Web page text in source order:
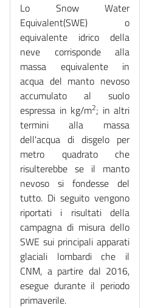
Lo Snow Water
Equivalent(SWE) o
equivalente idrico della
neve corrisponde alla
massa equivalente in
acqua del manto nevoso
accumulato al suolo
espressa in kg/m2; in altri
termini alla massa
dell'acqua di disgelo per
metro quadrato che
risulterebbe se il manto
nevoso si fondesse del
tutto. Di seguito vengono
riportati i risultati della
campagna di misura dello
SWE sui principali apparati
glaciali lombardi che il
CNM, a partire dal 2016,
esegue durante il periodo
primaverile.